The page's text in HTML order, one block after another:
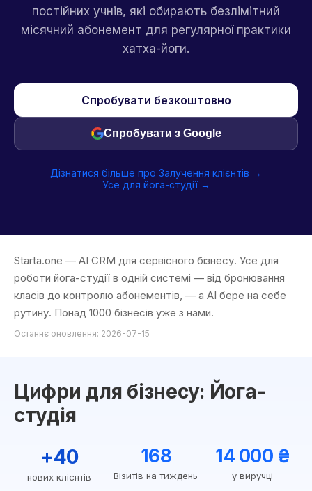
постійних учнів, які обирають безлімітний
місячний абонемент для регулярної практики
хатха-йоги.
Спробувати безкоштовно
Спробувати з Google
Дізнатися більше про Залучення клієнтів →
Усе для йога-студії →
Starta.one — AI CRM для сервісного бізнесу. Усе для
роботи йога-студії в одній системі — від бронювання
класів до контролю абонементів, — а AI бере на себе
рутину. Понад 1000 бізнесів уже з нами.
Останнє оновлення: 2026-07-15
Цифри для бізнесу: Йога-
студія
+40
нових клієнтів
168
Візитів на тиждень
14 000 ₴
у виручці